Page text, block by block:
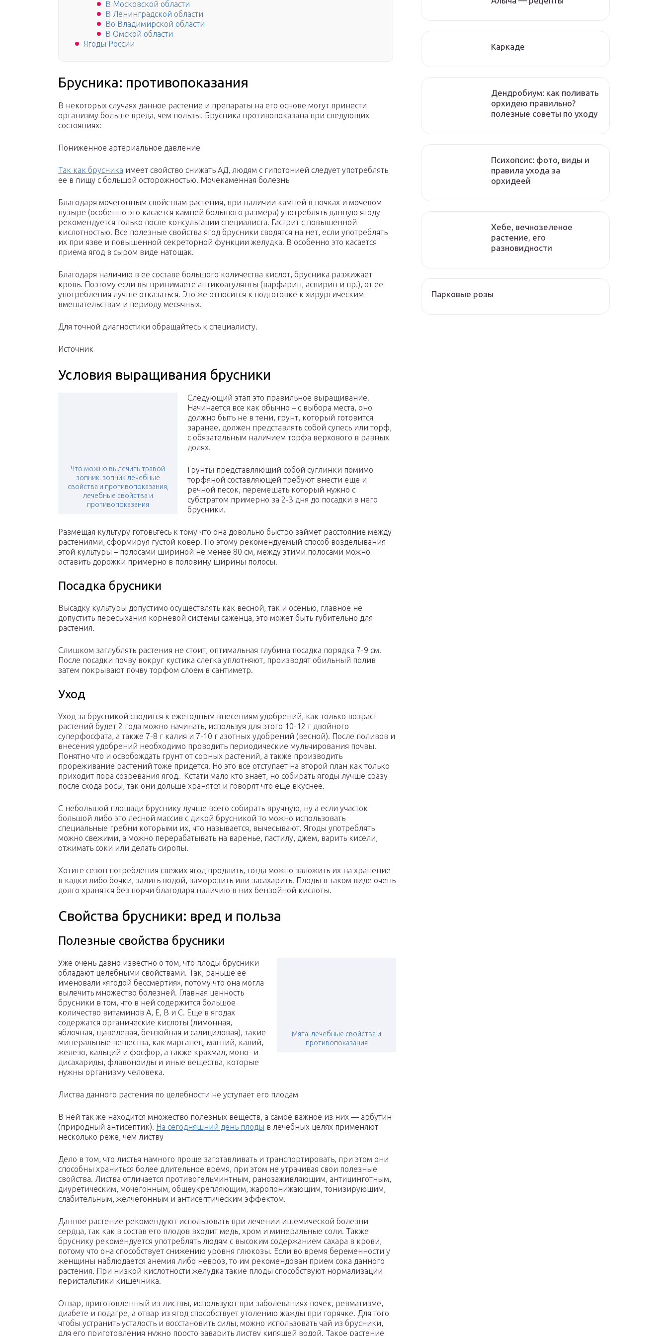
В Московской области
В Ленинградской области
Во Владимирской области
В Омской области
Ягоды России
Брусника: противопоказания
В некоторых случаях данное растение и препараты на его основе могут принести
организму больше вреда, чем пользы. Брусника противопоказана при следующих
состояниях:
Пониженное артериальное давление
Так как брусника имеет свойство снижать АД, людям с гипотонией следует употреблять
ее в пищу с большой осторожностью. Мочекаменная болезнь
Благодаря мочегонным свойствам растения, при наличии камней в почках и мочевом
пузыре (особенно это касается камней большого размера) употреблять данную ягоду
рекомендуется только после консультации специалиста. Гастрит с повышенной
кислотностью. Все полезные свойства ягод брусники сводятся на нет, если употреблять
их при язве и повышенной секреторной функции желудка. В особенно это касается
приема ягод в сыром виде натощак.
Благодаря наличию в ее составе большого количества кислот, брусника разжижает
кровь. Поэтому если вы принимаете антикоагулянты (варфарин, аспирин и пр.), от ее
употребления лучше отказаться. Это же относится к подготовке к хирургическим
вмешательствам и периоду месячных.
Для точной диагностики обращайтесь к специалисту.
Источник
Условия выращивания брусники
Что можно вылечить травой
зопник. зопник лечебные
свойства и противопоказания,
лечебные свойства и
противопоказания
Следующий этап это правильное выращивание.
Начинается все как обычно – с выбора места, оно
должно быть не в тени, грунт, который готовится
заранее, должен представлять собой супесь или торф,
с обязательным наличием торфа верхового в равных
долях.
Грунты представляющий собой суглинки помимо
торфяной составляющей требуют внести еще и
речной песок, перемешать который нужно с
субстратом примерно за 2-3 дня до посадки в него
брусники.
Размещая культуру готовьтесь к тому что она довольно быстро займет расстояние между
растениями, сформируя густой ковер. По этому рекомендуемый способ возделывания
этой культуры – полосами шириной не менее 80 см, между этими полосами можно
оставить дорожки примерно в половину ширины полосы.
Посадка брусники
Высадку культуры допустимо осуществлять как весной, так и осенью, главное не
допустить пересыхания корневой системы саженца, это может быть губительно для
растения.
Слишком заглублять растения не стоит, оптимальная глубина посадка порядка 7-9 см.
После посадки почву вокруг кустика слегка уплотняют, производят обильный полив
затем покрывают почву торфом слоем в сантиметр.
Уход
Уход за брусникой сводится к ежегодным внесениям удобрений, как только возраст
растений будет 2 года можно начинать, используя для этого 10-12 г двойного
суперфосфата, а также 7-8 г калия и 7-10 г азотных удобрений (весной). После поливов и
внесения удобрений необходимо проводить периодические мульчирования почвы.
Понятно что и освобождать грунт от сорных растений, а также производить
прореживание растений тоже придется. Но это все отступает на второй план как только
приходит пора созревания ягод. Кстати мало кто знает, но собирать ягоды лучше сразу
после схода росы, так они дольше хранятся и говорят что еще вкуснее.
С небольшой площади бруснику лучше всего собирать вручную, ну а если участок
большой либо это лесной массив с дикой брусникой то можно использовать
специальные гребни которыми их, что называется, вычесывают. Ягоды употреблять
можно свежими, а можно перерабатывать на варенье, пастилу, джем, варить кисели,
отжимать соки или делать сиропы.
Хотите сезон потребления свежих ягод продлить, тогда можно заложить их на хранение
в кадки либо бочки, залить водой, заморозить или засахарить. Плоды в таком виде очень
долго хранятся без порчи благодаря наличию в них бензойной кислоты.
Свойства брусники: вред и польза
Полезные свойства брусники
Мята: лечебные свойства и
противопоказания
Уже очень давно известно о том, что плоды брусники
обладают целебными свойствами. Так, раньше ее
именовали «ягодой бессмертия», потому что она могла
вылечить множество болезней. Главная ценность
брусники в том, что в ней содержится большое
количество витаминов A, E, B и C. Еще в ягодах
содержатся органические кислоты (лимонная,
яблочная, щавелевая, бензойная и салициловая), такие
минеральные вещества, как марганец, магний, калий,
железо, кальций и фосфор, а также крахмал, моно- и
дисахариды, флавоноиды и иные вещества, которые
нужны организму человека.
Листва данного растения по целебности не уступает его плодам
В ней так же находится множество полезных веществ, а самое важное из них ― арбутин
(природный антисептик). На сегодняшний день плоды в лечебных целях применяют
несколько реже, чем листву
Дело в том, что листья намного проще заготавливать и транспортировать, при этом они
способны храниться более длительное время, при этом не утрачивая свои полезные
свойства. Листва отличается противогельминтным, ранозаживляющим, антицинготным,
диуретическим, мочегонным, общеукрепляющим, жаропонижающим, тонизирующим,
слабительным, желчегонным и антисептическим эффектом.
Данное растение рекомендуют использовать при лечении ишемической болезни
сердца, так как в состав его плодов входит медь, хром и минеральные соли. Также
бруснику рекомендуется употреблять людям с высоким содержанием сахара в крови,
потому что она способствует снижению уровня глюкозы. Если во время беременности у
женщины наблюдается анемия либо невроз, то им рекомендован прием сока данного
растения. При низкой кислотности желудка такие плоды способствуют нормализации
перистальтики кишечника.
Отвар, приготовленный из листвы, используют при заболеваниях почек, ревматизме,
диабете и подагре, а отвар из ягод способствует утолению жажды при горячке. Для того
чтобы устранить усталость и восстановить силы, можно использовать чай из брусники,
для его приготовления нужно просто заварить листву кипящей водой. Такое растение
Каркаде
Дендробиум: как поливать
орхидею правильно?
полезные советы по уходу
Психопсис: фото, виды и
правила ухода за
орхидеей
Хебе, вечнозеленое
растение, его
разновидности
Парковые розы